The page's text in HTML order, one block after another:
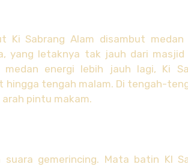
Ki Sabrang Alam disambut
yang letaknya tak jauh dari masjid
energi lebih jauh lagi, Ki
tengah malam. Di tengah-
pintu makam.
gemerincing. Mata batin KI